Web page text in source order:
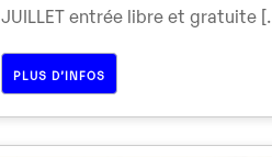
JUILLET entrée libre et gratuite
PLUS D’INFOS